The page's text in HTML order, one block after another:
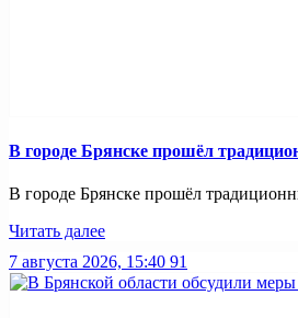
В городе Брянске прошёл
В городе Брянске прошёл
Читать далее
7 августа 2026, 15:40 91